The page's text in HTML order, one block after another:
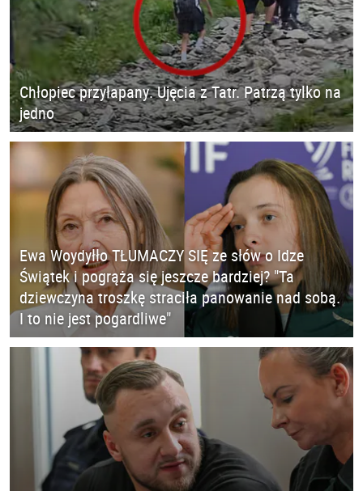
Chłopiec przyłapany. Ujęcia z Tatr. Patrzą tylko na
jedno
Ewa Woydyłło TŁUMACZY SIĘ ze słów o Idze
Świątek i pogrąża się jeszcze bardziej? "Ta
dziewczyna troszkę straciła panowanie nad sobą.
I to nie jest pogardliwe"